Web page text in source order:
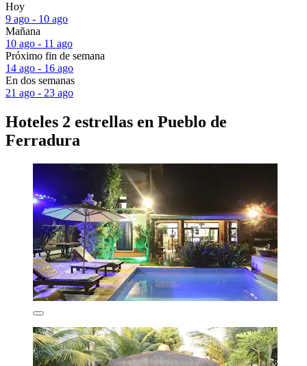
Hoy
9 ago - 10 ago
Mañana
10 ago - 11 ago
Próximo fin de semana
14 ago - 16 ago
En dos semanas
21 ago - 23 ago
Hoteles 2 estrellas en Pueblo de
Ferradura